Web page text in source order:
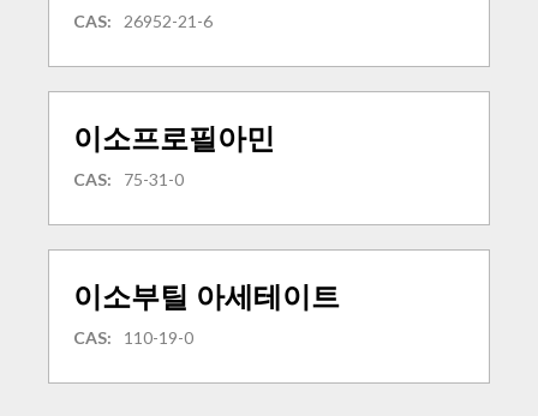
CAS: 26952-21-6
이소프로필아민
CAS: 75-31-0
이소부틸 아세테이트
CAS: 110-19-0